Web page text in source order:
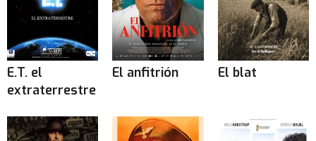
E.T. el
extraterrestre
El anfitrión El blat